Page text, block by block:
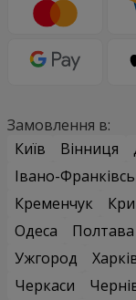
Замовлення в:
Київ
Вінниця
Івано-
Кременчук
Одеса
Полтава
Ужгород
Черкаси